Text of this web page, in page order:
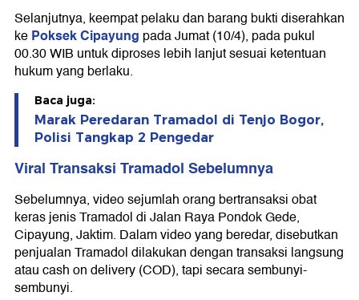
Selanjutnya, keempat pelaku dan barang bukti diserahkan
kePoksek Cipayung pada Jumat (10/4), pada pukul
00.30 WIB untuk diproses lebih lanjut sesuai ketentuan
hukum yang berlaku.
Baca juga:
Marak Peredaran Tramadol di Tenjo Bogor,
Polisi Tangkap 2 Pengedar
Viral Transaksi Tramadol Sebelumnya
Sebelumnya, video sejumlah orang bertransaksi obat
keras jenis Tramadol di Jalan Raya Pondok Gede,
Cipayung, Jaktim. Dalam video yang beredar, disebutkan
penjualan Tramadol dilakukan dengan transaksi langsung
atau cash on delivery (COD), tapi secara sembunyi-
sembunyi.